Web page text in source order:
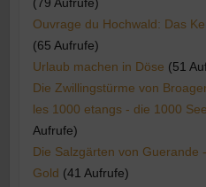
Ouvrage du Hochwald: Das
(65 Aufrufe)
Urlaub machen in Döse (51
Die Zwillingstürme von
les 1000 etangs - die 1000
Aufrufe)
Die Salzgärten von Guerande
Gold (41 Aufrufe)